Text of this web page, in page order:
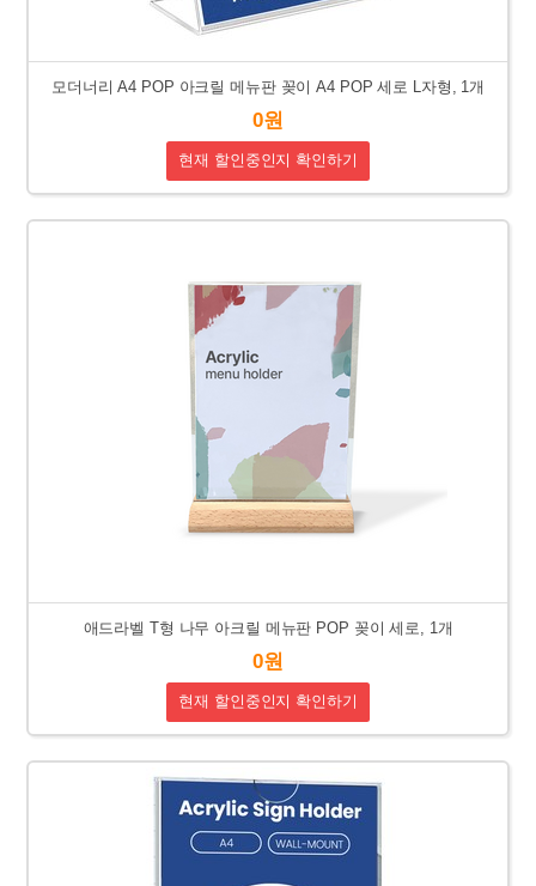
모더너리 A4 POP 아크릴 메뉴판 꽂이 A4 POP 세로 L자형, 1개
0원
현재 할인중인지 확인하기
애드라벨 T형 나무 아크릴 메뉴판 POP 꽂이 세로, 1개
0원
현재 할인중인지 확인하기